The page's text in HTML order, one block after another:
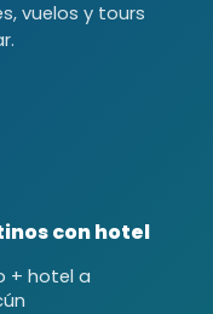
vuelos y tours
con hotel
+ hotel a